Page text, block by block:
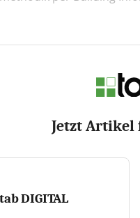
Jetzt Artikel
tab DIGITAL